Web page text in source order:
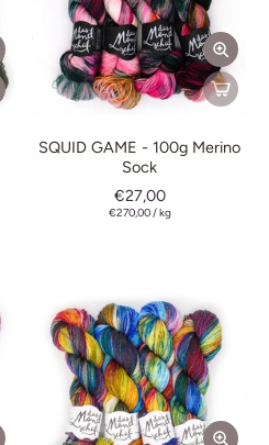
SQUID GAME - 100g Merino
Sock
€27,00
€270,00/kg